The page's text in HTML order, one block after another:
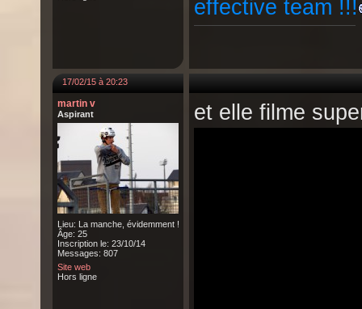
effective team !!!
17/02/15 à 20:23
martin v
Aspirant
Lieu: La manche, évidemment !
Âge: 25
Inscription le: 23/10/14
Messages: 807
Site web
Hors ligne
et elle filme